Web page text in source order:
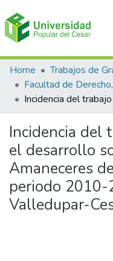
Communities &
All of DSpace
Home
Incidencia del
el desarrollo
Amaneceres
periodo 2010-
Valledupar-